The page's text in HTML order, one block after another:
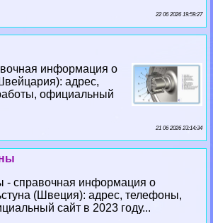
22 06 2026 19:59:27
информация о
адрес,
официальный
21 06 2026 23:14:34
- справочная информация о
(Швеция): адрес, телефоны,
сайт в 2023 году...